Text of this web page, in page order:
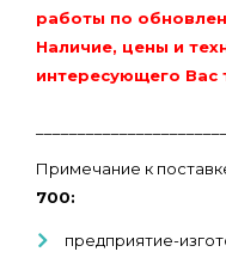
работы по
Наличие, цены и
интересующего Вас
Примечание к
700:
предприятие-